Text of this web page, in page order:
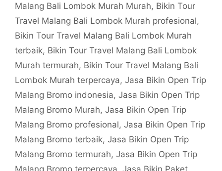
Malang Bali Lombok Murah Murah, Bikin Tour
Travel Malang Bali Lombok Murah profesional,
Bikin Tour Travel Malang Bali Lombok Murah
terbaik, Bikin Tour Travel Malang Bali Lombok
Murah termurah, Bikin Tour Travel Malang Bali
Lombok Murah terpercaya, Jasa Bikin Open Trip
Malang Bromo indonesia, Jasa Bikin Open Trip
Malang Bromo Murah, Jasa Bikin Open Trip
Malang Bromo profesional, Jasa Bikin Open Trip
Malang Bromo terbaik, Jasa Bikin Open Trip
Malang Bromo termurah, Jasa Bikin Open Trip
Malang Bromo terpercaya, Jasa Bikin Paket